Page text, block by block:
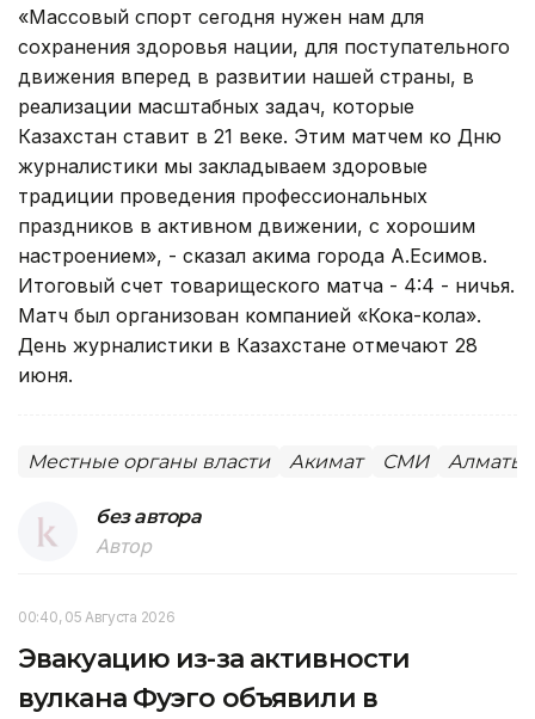
«Массовый спорт сегодня нужен нам для
сохранения здоровья нации, для поступательного
движения вперед в развитии нашей страны, в
реализации масштабных задач, которые
Казахстан ставит в 21 веке. Этим матчем ко Дню
журналистики мы закладываем здоровые
традиции проведения профессиональных
праздников в активном движении, с хорошим
настроением», - сказал акима города А.Есимов.
Итоговый счет товарищеского матча - 4:4 - ничья.
Матч был организован компанией «Кока-кола».
День журналистики в Казахстане отмечают 28
июня.
Местные органы власти Акимат СМИ Алматы
без автора
Автор
00:40, 05 Августа 2026
Эвакуацию из-за активности
вулкана Фуэго объявили в